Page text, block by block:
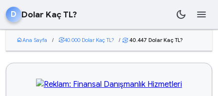
D Dolar Kaç TL? dark_mode menu
homeAna Sayfa / currency_exchange40.000 Dolar Kaç TL? / currency_exchange 40.447 Dolar Kaç TL?